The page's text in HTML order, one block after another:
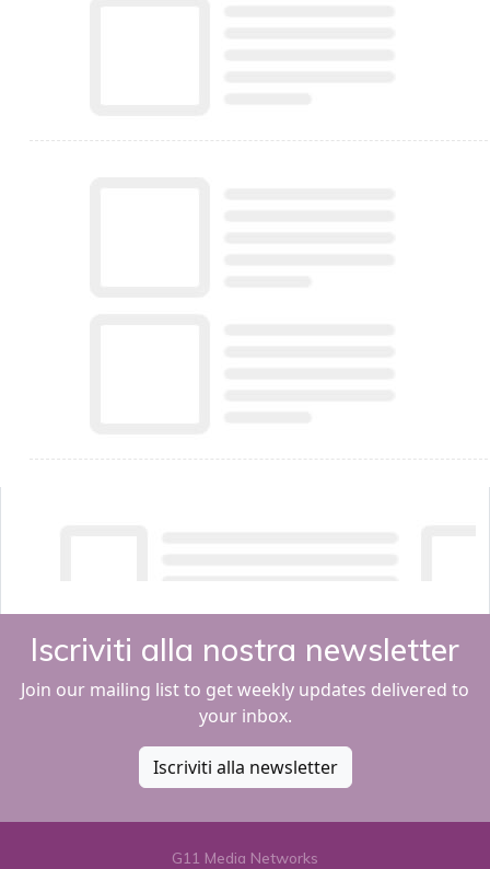
Iscriviti alla nostra newsletter
Join our mailing list to get weekly updates delivered to
your inbox.
Iscriviti alla newsletter
G11 Media Networks